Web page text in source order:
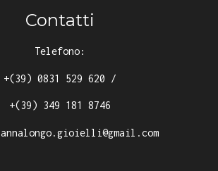
Contatti
Telefono:
+(39) 0831 529 620 /
+(39) 349 181 8746
annalongo.gioielli@gmail.com